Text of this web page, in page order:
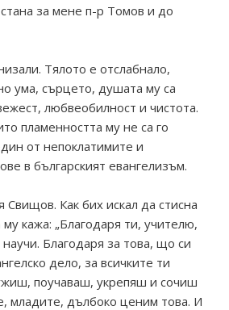
за мене п-р Томов и до
Тялото е отслабнало,
ума, сърцето, душата му са
любвеобилност и чистота.
пламенността му не са го
от непоклатимите и
в българският евангелизъм.
Свищов. Как бих искал да стисна
кажа: „Благодаря ти, учителю,
Благодаря за това, що си
дело, за всичките ти
поучаваш, укрепяш и сочиш
младите, дълбоко ценим това. И